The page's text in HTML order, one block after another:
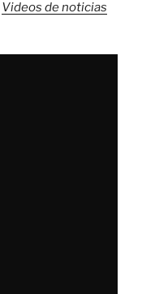
Videos de noticias